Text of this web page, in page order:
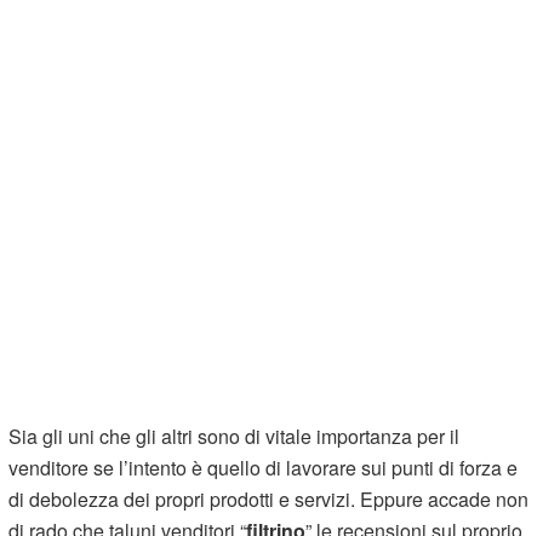
Sia gli uni che gli altri sono di vitale importanza per il
venditore se l’intento è quello di lavorare sui punti di forza e
di debolezza dei propri prodotti e servizi. Eppure accade non
di rado che taluni venditori “filtrino” le recensioni sul proprio